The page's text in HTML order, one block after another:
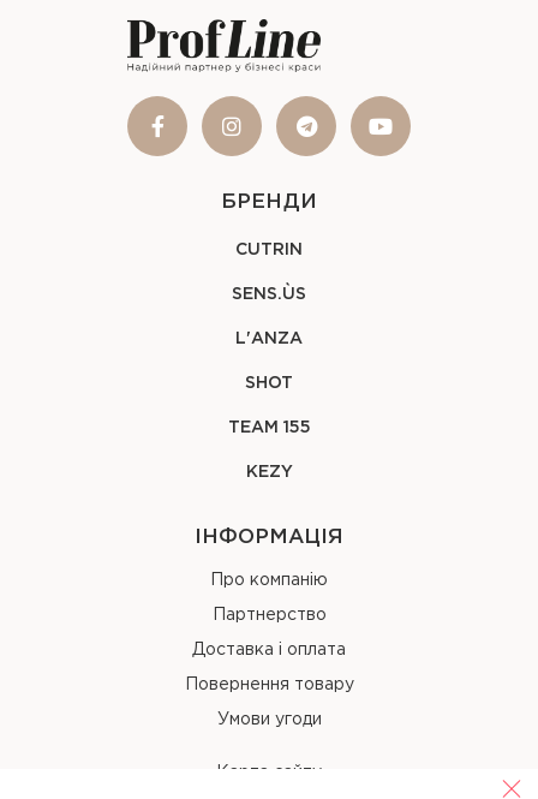
БРЕНДИ
CUTRIN
SENS.ÙS
L'ANZA
SHOT
TEAM 155
KEZY
ІНФОРМАЦІЯ
Про компанію
Партнерство
Доставка і оплата
Повернення товару
Умови угоди
Карта сайту